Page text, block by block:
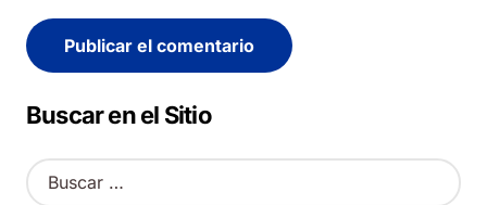
Buscar en el Sitio
B
u